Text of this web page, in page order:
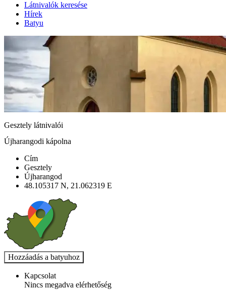
Látnivalók keresése
Hírek
Batyu
Gesztely látnivalói
Újharangodi kápolna
Cím
Gesztely
Újharangod
48.105317 N, 21.062319 E
Kapcsolat
Nincs megadva elérhetőség